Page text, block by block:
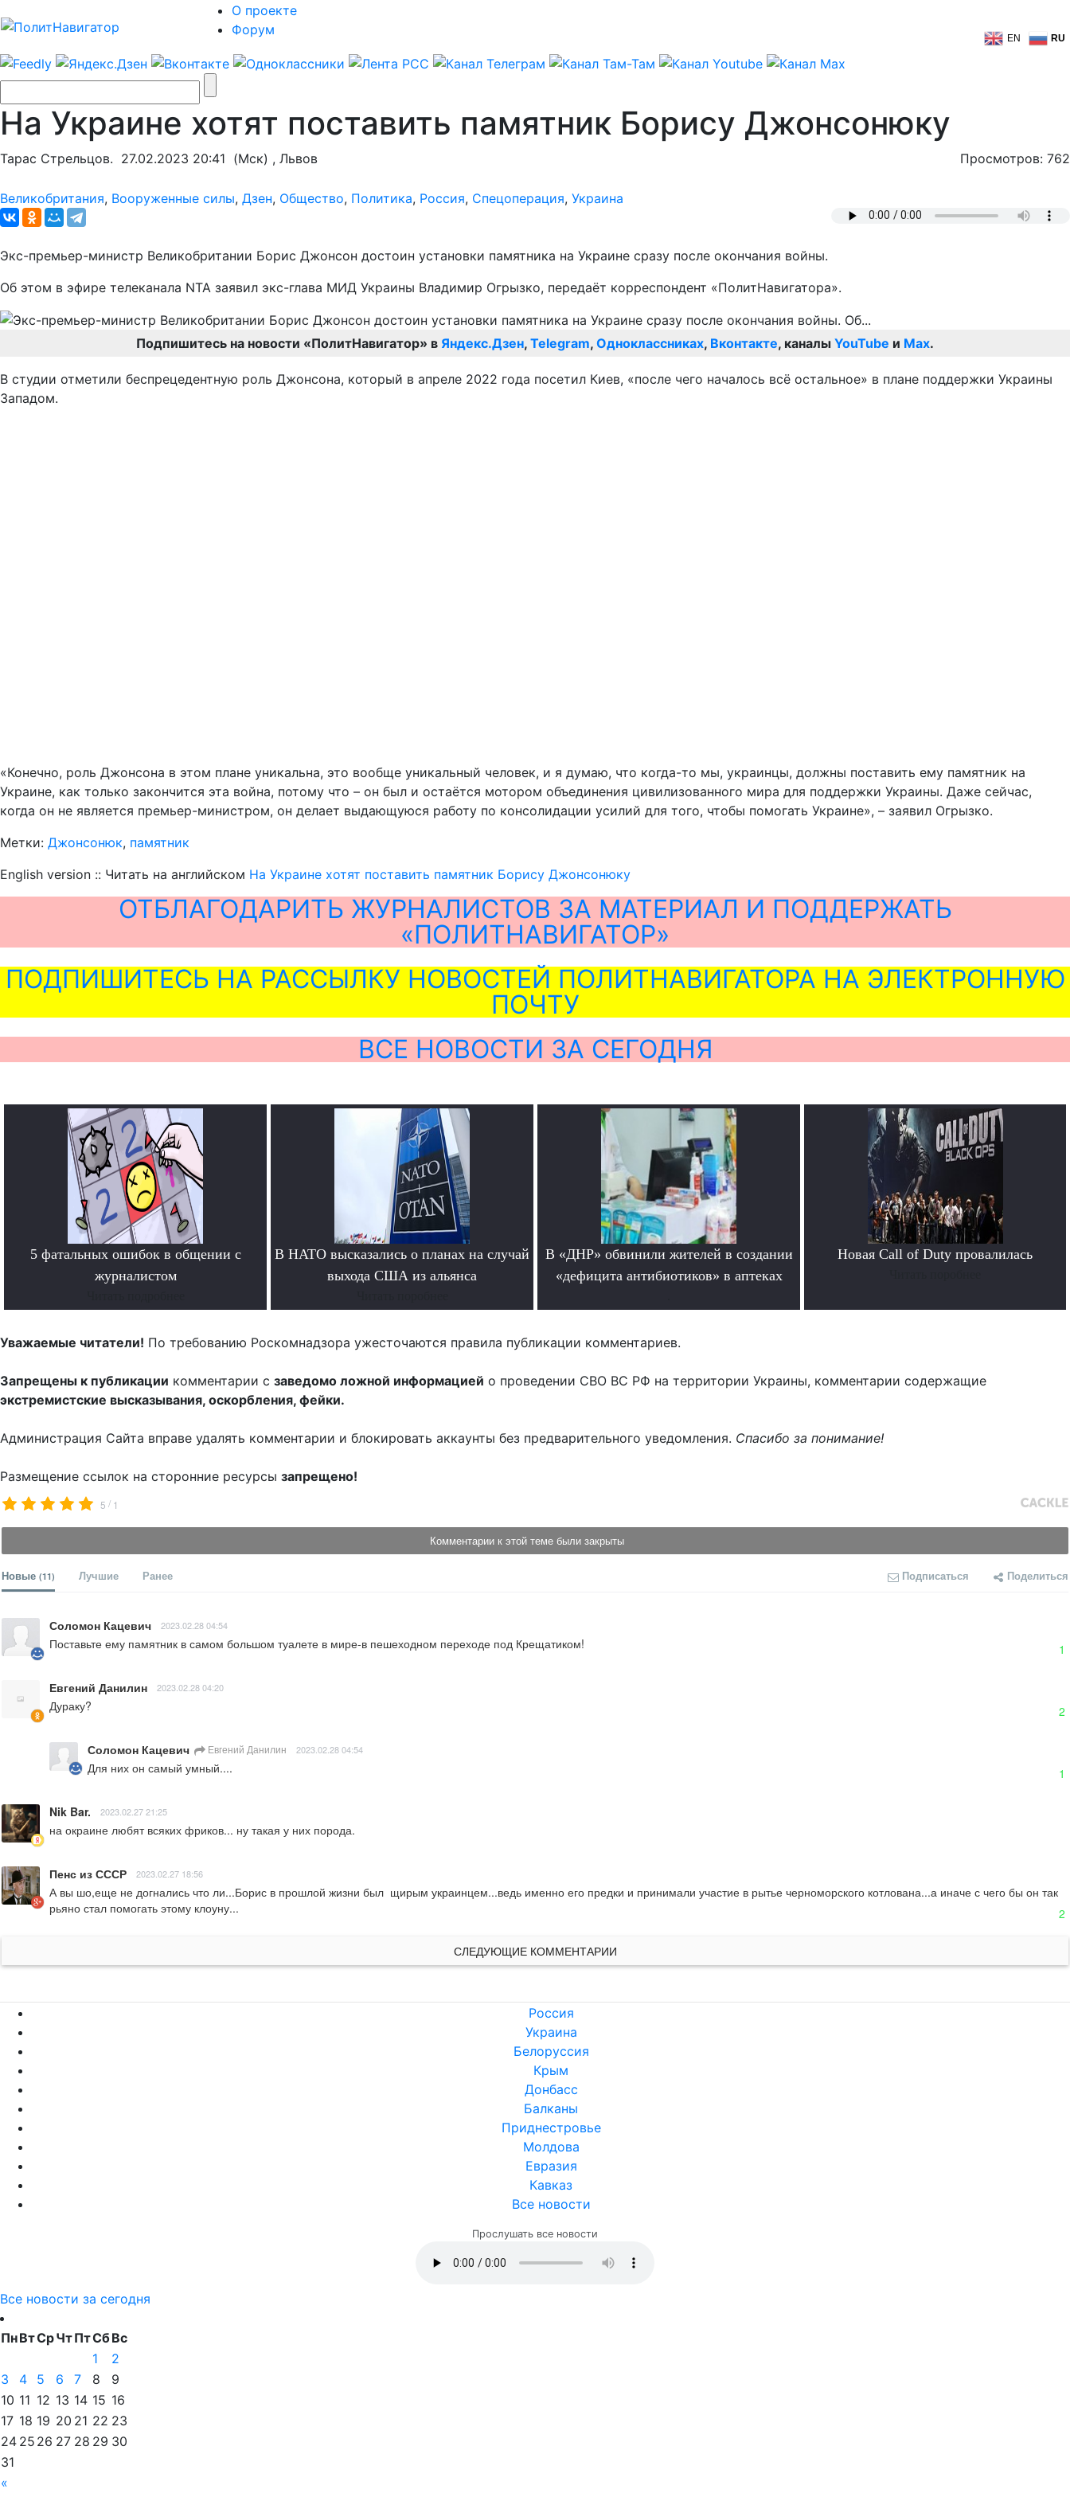
О проекте
Форум
EN RU
На Украине хотят поставить памятник Борису Джонсонюку
Тарас Стрельцов. 27.02.2023 20:41 (Мск) , Львов Просмотров: 762
Великобритания, Вооруженные силы, Дзен, Общество, Политика, Россия, Спецоперация, Украина
Экс-премьер-министр Великобритании Борис Джонсон достоин установки памятника на Украине сразу после окончания войны.
Об этом в эфире телеканала NTA заявил экс-глава МИД Украины Владимир Огрызко, передаёт корреспондент «ПолитНавигатора».
Подпишитесь на новости «ПолитНавигатор» в Яндекс.Дзен, Telegram, Одноклассниках, Вконтакте, каналы YouTube и Max.
В студии отметили беспрецедентную роль Джонсона, который в апреле 2022 года посетил Киев, «после чего началось всё остальное» в плане поддержки Украины
Западом.
«Конечно, роль Джонсона в этом плане уникальна, это вообще уникальный человек, и я думаю, что когда-то мы, украинцы, должны поставить ему памятник на
Украине, как только закончится эта война, потому что – он был и остаётся мотором объединения цивилизованного мира для поддержки Украины. Даже сейчас,
когда он не является премьер-министром, он делает выдающуюся работу по консолидации усилий для того, чтобы помогать Украине», – заявил Огрызко.
Метки: Джонсонюк, памятник
English version :: Читать на английском На Украине хотят поставить памятник Борису Джонсонюку
ОТБЛАГОДАРИТЬ ЖУРНАЛИСТОВ ЗА МАТЕРИАЛ И ПОДДЕРЖАТЬ
«ПОЛИТНАВИГАТОР»
ПОДПИШИТЕСЬ НА РАССЫЛКУ НОВОСТЕЙ ПОЛИТНАВИГАТОРА НА ЭЛЕКТРОННУЮ
ПОЧТУ
ВСЕ НОВОСТИ ЗА СЕГОДНЯ
5 фатальных ошибок в общении с
журналистом
В НАТО высказались о планах на случай
выхода США из альянса
В «ДНР» обвинили жителей в создании
«дефицита антибиотиков» в аптеках
Новая Call of Duty провалилась
Уважаемые читатели! По требованию Роскомнадзора ужесточаются правила публикации комментариев.
Запрещены к публикации комментарии с заведомо ложной информацией о проведении СВО ВС РФ на территории Украины, комментарии содержащие
экстремистские высказывания, оскорбления, фейки.
Администрация Сайта вправе удалять комментарии и блокировать аккаунты без предварительного уведомления. Спасибо за понимание!
Размещение ссылок на сторонние ресурсы запрещено!
5 / 1
Комментарии к этой теме были закрыты
Новые (11) Лучшие Ранее Подписаться Поделиться
Соломон Кацевич 2023.02.28 04:54
Поставьте ему памятник в самом большом туалете в мире-в пешеходном переходе под Крещатиком! 1
Евгений Данилин 2023.02.28 04:20
Дураку? 2
Соломон Кацевич Евгений Данилин 2023.02.28 04:54
Для них он самый умный.... 1
Nik Bar. 2023.02.27 21:25
на окраине любят всяких фриков... ну такая у них порода.
Пенс из СССР 2023.02.27 18:56
А вы шо,еще не догнались что ли...Борис в прошлой жизни был  щирым украинцем...ведь именно его предки и принимали участие в рытье черноморского котлована...а иначе с чего бы он так
рьяно стал помогать этому клоуну...
2
СЛЕДУЮЩИЕ КОММЕНТАРИИ
Россия
Украина
Белоруссия
Крым
Донбасс
Балканы
Приднестровье
Молдова
Евразия
Кавказ
Все новости
Прослушать все новости
Все новости за сегодня
ПнВтСрЧтПтСбВс
«
1
2
3
4 5 6 7 8
9
10 11 12 13 14 15 16
17 18 19 20 21 22 23
24 25 26 27 28 29 30
31